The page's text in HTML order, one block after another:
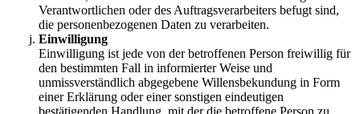
Verantwortlichen oder des Auftragsverarbeiters befugt sind,
die personenbezogenen Daten zu verarbeiten.
Einwilligung
Einwilligung ist jede von der betroffenen Person freiwillig für
den bestimmten Fall in informierter Weise und
unmissverständlich abgegebene Willensbekundung in Form
einer Erklärung oder einer sonstigen eindeutigen